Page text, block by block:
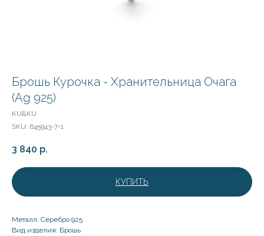
Брошь Курочка - Хранительница Очага
(Ag 925)
KU&KU
SKU: 645943-7-1
3 840 р.
КУПИТЬ
Металл: Серебро 925
Вид изделия: Брошь